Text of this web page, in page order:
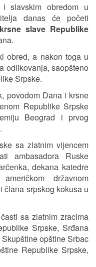
i slavskim obredom u
danas će početi
slave Republike
obred, a nakon toga u
odlikovanja, saopšteno
Srpske.
povodom Dana i krsne
Republike Srpske
Beograd i prvog
sa zlatnim vijencem
ambasadora Ruske
dekana katedre
državnom
člana srpskog kokusa u
sa zlatnim zracima
Srpske, Srđana
opštine Srbac
Republike Srpske,